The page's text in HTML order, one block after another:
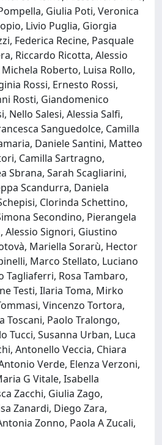
Giulia Poti, Veronica
Livio Puglia, Giorgia
Federica Recine, Pasquale
Riccardo Ricotta, Alessio
Roberto, Luisa Rollo,
Rossi, Ernesto Rossi,
Rosti, Giandomenico
Nello Salesi, Alessia Salfi,
Sanguedolce, Camilla
Daniele Santini, Matteo
Camilla Sartragno,
Sbrana, Sarah Scagliarini,
Scandurra, Daniela
Clorinda Schettino,
Secondino, Pierangela
Alessio Signori, Giustino
Mariella Sorarù, Hector
Marco Stellato, Luciano
Tagliaferri, Rosa Tambaro,
Testi, Ilaria Toma, Mirko
Vincenzo Tortora,
Toscani, Paolo Tralongo,
Tucci, Susanna Urban, Luca
Antonello Veccia, Chiara
Verde, Elenza Verzoni,
G Vitale, Isabella
Zacchi, Giulia Zago,
Zanardi, Diego Zara,
Zonno, Paola A Zucali,